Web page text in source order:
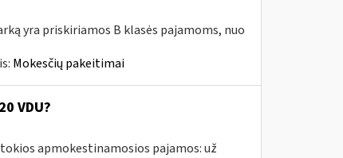
yra priskiriamos B klasės pajamoms, nuo
Mokesčių pakeitimai
VDU?
apmokestinamosios pajamos: už